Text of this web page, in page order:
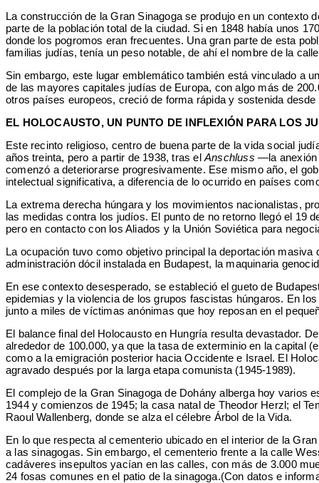
La construcción de la Gran Sinagoga se produjo en un contexto
parte de la población total de la ciudad. Si en 1848 había unos
donde los pogromos eran frecuentes. Una gran parte de esta
familias judías, tenía un peso notable, de ahí el nombre de la
Sin embargo, este lugar emblemático también está vinculado a
de las mayores capitales judías de Europa, con algo más de
otros países europeos, creció de forma rápida y sostenida
EL HOLOCAUSTO, UN PUNTO DE INFLEXIÓN PARA LOS
Este recinto religioso, centro de buena parte de la vida social
años treinta, pero a partir de 1938, tras el Anschluss —la anexión
comenzó a deteriorarse progresivamente. Ese mismo año, el
intelectual significativa, a diferencia de lo ocurrido en países
La extrema derecha húngara y los movimientos nacionalistas,
las medidas contra los judíos. El punto de no retorno llegó el 19
pero en contacto con los Aliados y la Unión Soviética para
La ocupación tuvo como objetivo principal la deportación
administración dócil instalada en Budapest, la maquinaria
En ese contexto desesperado, se estableció el gueto de
epidemias y la violencia de los grupos fascistas húngaros. En
junto a miles de víctimas anónimas que hoy reposan en el
El balance final del Holocausto en Hungría resulta devastador.
alrededor de 100.000, ya que la tasa de exterminio en la capital
como a la emigración posterior hacia Occidente e Israel. El
agravado después por la larga etapa comunista (1945-1989).
El complejo de la Gran Sinagoga de Dohány alberga hoy varios
1944 y comienzos de 1945; la casa natal de Theodor Herzl; el
Raoul Wallenberg, donde se alza el célebre Árbol de la Vida.
En lo que respecta al cementerio ubicado en el interior de la
a las sinagogas. Sin embargo, el cementerio frente a la calle
cadáveres insepultos yacían en las calles, con más de 3.000
24 fosas comunes en el patio de la sinagoga.(Con datos e